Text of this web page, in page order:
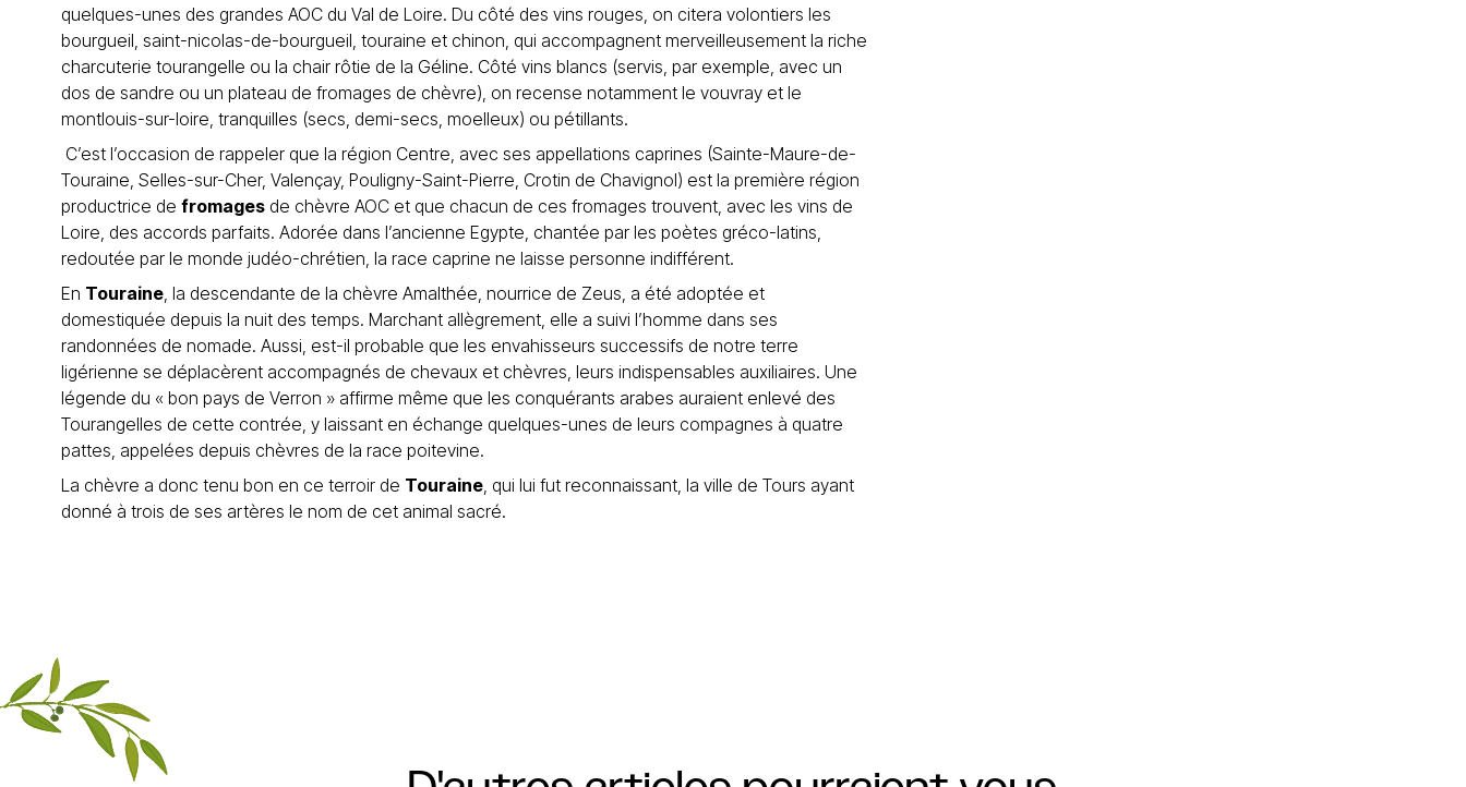
quelques-unes des grandes AOC du Val de Loire. Du côté des vins rouges, on citera volontiers les
bourgueil, saint-nicolas-de-bourgueil, touraine et chinon, qui accompagnent merveilleusement la riche
charcuterie tourangelle ou la chair rôtie de la Géline. Côté vins blancs (servis, par exemple, avec un
dos de sandre ou un plateau de fromages de chèvre), on recense notamment le vouvray et le
montlouis-sur-loire, tranquilles (secs, demi-secs, moelleux) ou pétillants.
C’est l’occasion de rappeler que la région Centre, avec ses appellations caprines (Sainte-Maure-de-
Touraine, Selles-sur-Cher, Valençay, Pouligny-Saint-Pierre, Crotin de Chavignol) est la première région
productrice de fromages de chèvre AOC et que chacun de ces fromages trouvent, avec les vins de
Loire, des accords parfaits. Adorée dans l’ancienne Egypte, chantée par les poètes gréco-latins,
redoutée par le monde judéo-chrétien, la race caprine ne laisse personne indifférent.
En Touraine, la descendante de la chèvre Amalthée, nourrice de Zeus, a été adoptée et
domestiquée depuis la nuit des temps. Marchant allègrement, elle a suivi l’homme dans ses
randonnées de nomade. Aussi, est-il probable que les envahisseurs successifs de notre terre
ligérienne se déplacèrent accompagnés de chevaux et chèvres, leurs indispensables auxiliaires. Une
légende du « bon pays de Verron » affirme même que les conquérants arabes auraient enlevé des
Tourangelles de cette contrée, y laissant en échange quelques-unes de leurs compagnes à quatre
pattes, appelées depuis chèvres de la race poitevine.
La chèvre a donc tenu bon en ce terroir de Touraine, qui lui fut reconnaissant, la ville de Tours ayant
donné à trois de ses artères le nom de cet animal sacré.